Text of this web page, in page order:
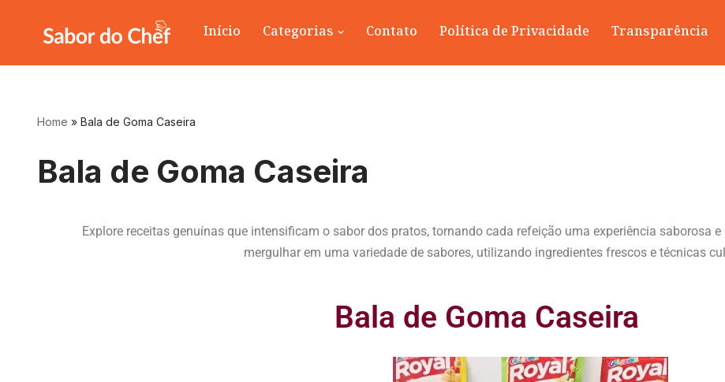
Pular
para
Início Categorias Contato Política de Privacidade Transparência
Home » Bala de Goma Caseira
Bala de Goma Caseira
Explore receitas genuínas que intensificam o sabor dos pratos, tornando cada refeição uma experiência saborosa
mergulhar em uma variedade de sabores, utilizando ingredientes frescos e técnicas
Bala de Goma Caseira